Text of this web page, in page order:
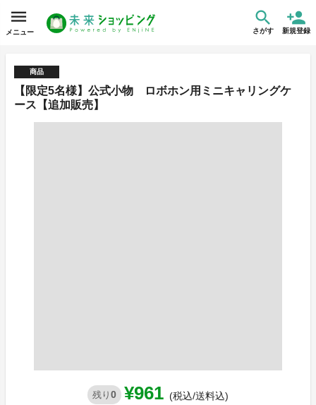
メニュー さがす 新規登録
商品
【限定5名様】公式小物 ロボホン用ミニキャリングケ
ース【追加販売】
残り 0 ¥961 (税込/送料込)